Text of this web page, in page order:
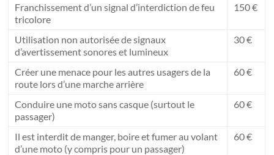
Franchissement d’un signal d’interdiction de feu
tricolore
150 €
Utilisation non autorisée de signaux
d’avertissement sonores et lumineux
30 €
Créer une menace pour les autres usagers de la
route lors d’une marche arrière
60 €
Conduire une moto sans casque (surtout le
passager)
60 €
Il est interdit de manger, boire et fumer au volant
d’une moto (y compris pour un passager)
60 €